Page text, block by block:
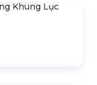
Khung Lục